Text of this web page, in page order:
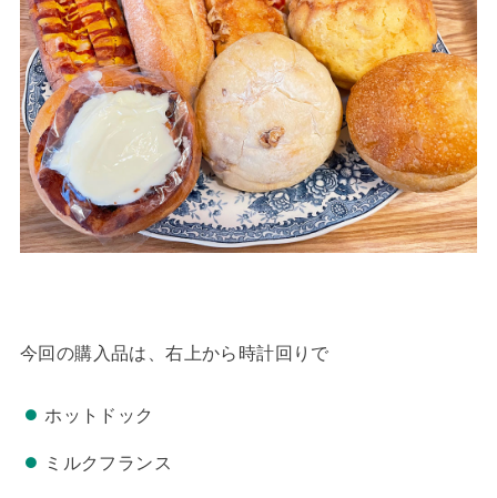
今回の購入品は、右上から時計回りで
ホットドック
ミルクフランス